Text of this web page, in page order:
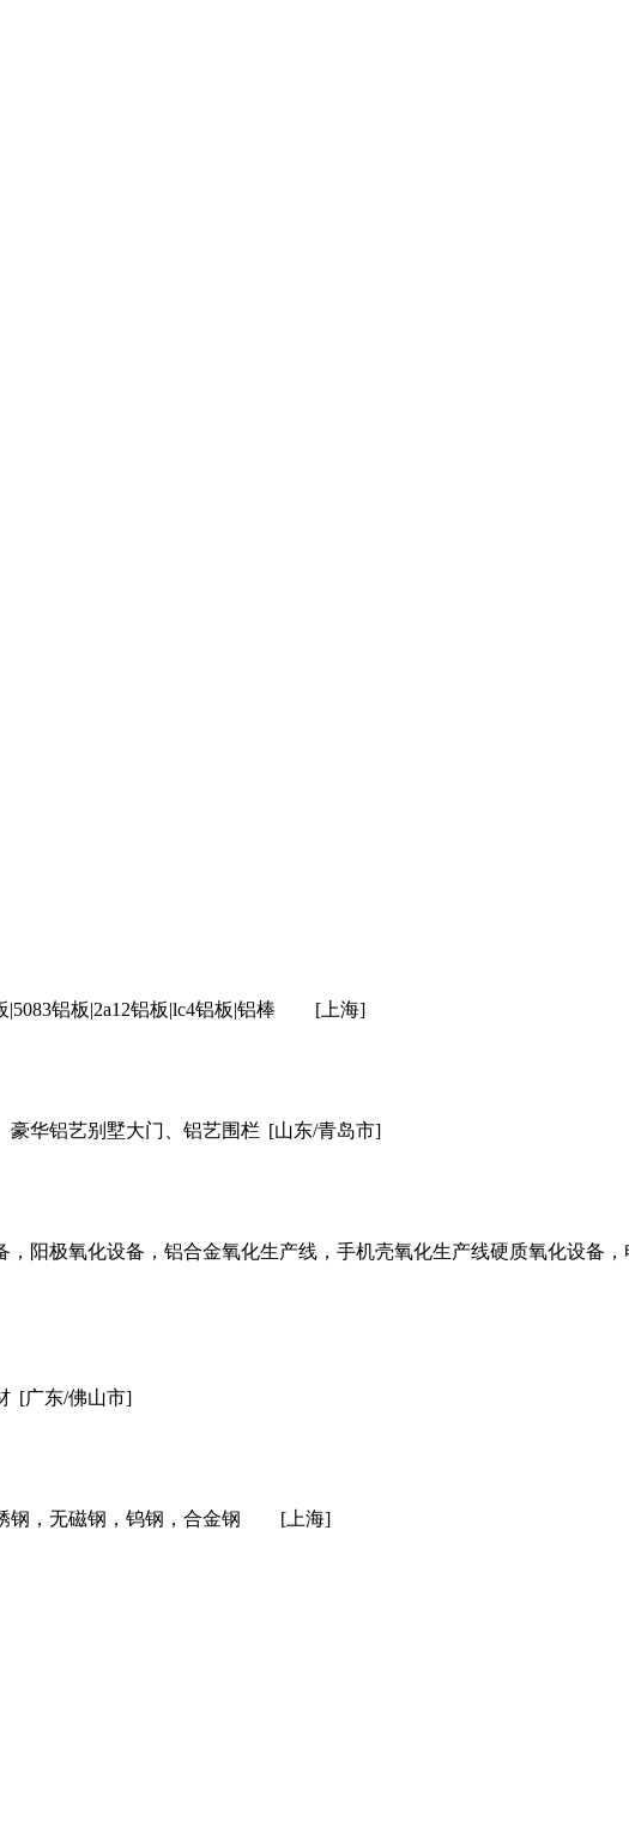
铝板|2a12铝板|lc4铝板|铝棒
[上海]
豪华铝艺别墅大门、铝艺围栏 [山东/青岛市]
阳极氧化设备，铝合金氧化生产线，手机壳氧化生产线硬质氧化设备
[广东/佛山市]
钢，无磁钢，钨钢，合金钢
[上海]